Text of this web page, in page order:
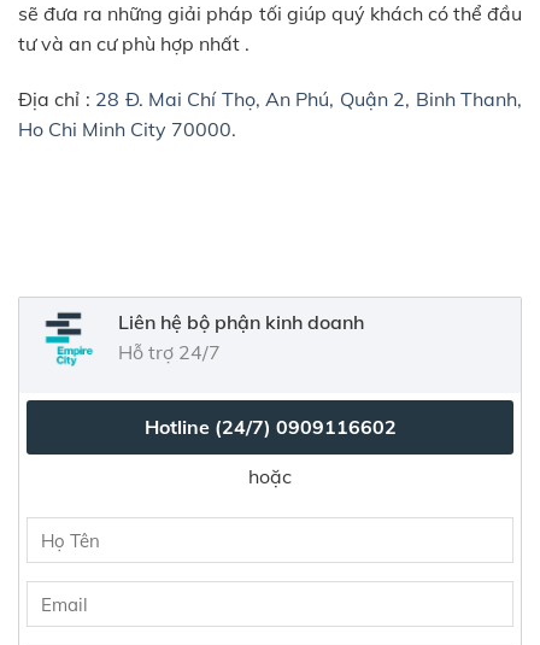
sẽ đưa ra những giải pháp tối giúp quý khách có thể đầu
tư và an cư phù hợp nhất .
Địa chỉ : 28 Đ. Mai Chí Thọ, An Phú, Quận 2, Binh Thanh,
Ho Chi Minh City 70000.
Liên hệ bộ phận kinh doanh
Hỗ trợ 24/7
Hotline (24/7) 0909116602
hoặc